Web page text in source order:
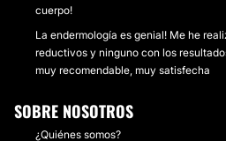
cuerpo!
La endermología es genial! Me he
reductivos y ninguno con los
muy recomendable, muy satisfecha
SOBRE NOSOTROS
¿Quiénes somos?